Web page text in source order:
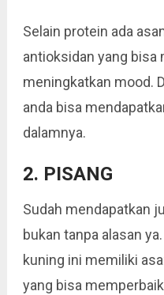
Selain protein ada
antioksidan yang
meningkatkan mood.
anda bisa
dalamnya.
2. PISANG
Sudah mendapatkan
bukan tanpa alasan
kuning ini memiliki
yang bisa